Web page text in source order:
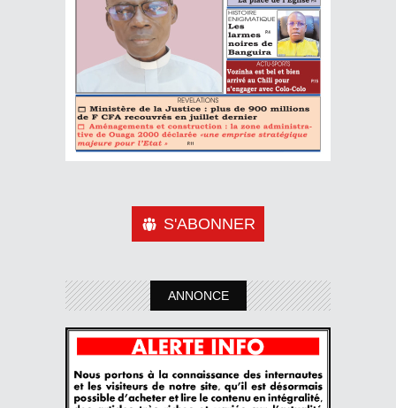
S'ABONNER
ANNONCE